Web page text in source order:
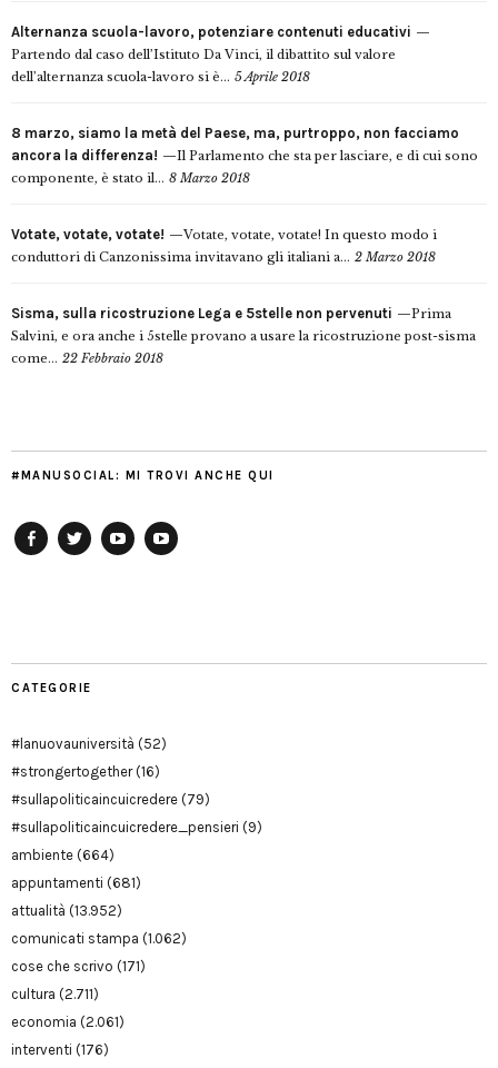
Alternanza scuola-lavoro, potenziare contenuti educativi
Partendo dal caso dell’Istituto Da Vinci, il dibattito sul valore
dell’alternanza scuola-lavoro si è... 5 Aprile 2018
8 marzo, siamo la metà del Paese, ma, purtroppo, non facciamo
ancora la differenza!
Il Parlamento che sta per lasciare, e di cui sono
componente, è stato il... 8 Marzo 2018
Votate, votate, votate!
Votate, votate, votate! In questo modo i
conduttori di Canzonissima invitavano gli italiani a... 2 Marzo 2018
Sisma, sulla ricostruzione Lega e 5stelle non pervenuti
Prima
Salvini, e ora anche i 5stelle provano a usare la ricostruzione post-sisma
come... 22 Febbraio 2018
#MANUSOCIAL: MI TROVI ANCHE QUI
CATEGORIE
#lanuovauniversità (52)
#strongertogether(16)
#sullapoliticaincuicredere (79)
#sullapoliticaincuicredere_pensieri (9)
ambiente (664)
appuntamenti (681)
attualità (13.952)
comunicati stampa (1.062)
cose che scrivo (171)
cultura (2.711)
economia (2.061)
interventi (176)